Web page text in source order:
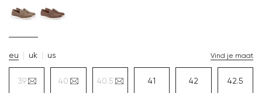
eu uk us Vind je maat
39 40 40.5 41 42 42.5